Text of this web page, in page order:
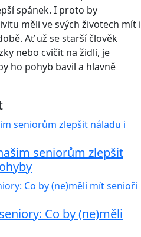
spánek. I proto by
měli ve svých životech mít i
Ať už se starší člověk
nebo cvičit na židli, je
ho pohyb bavil a hlavně
seniorům zlepšit
Co by (ne)měli